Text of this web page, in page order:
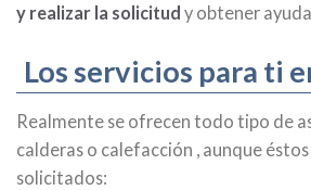
y realizar la solicitud y obtener
Los servicios para ti
Realmente se ofrecen todo tipo de
calderas o calefacción , aunque éstos
solicitados: